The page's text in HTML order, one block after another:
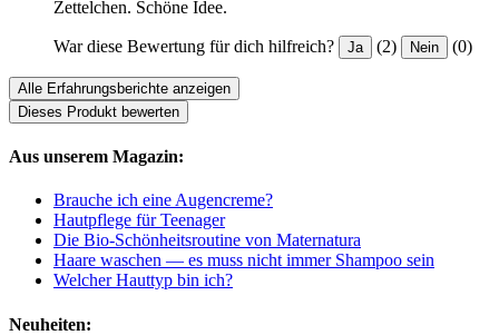
Zettelchen. Schöne Idee.
War diese Bewertung für dich hilfreich? Ja (2) Nein (0)
Alle Erfahrungsberichte anzeigen
Dieses Produkt bewerten
Aus unserem Magazin:
Brauche ich eine Augencreme?
Hautpflege für Teenager
Die Bio-Schönheitsroutine von Maternatura
Haare waschen — es muss nicht immer Shampoo sein
Welcher Hauttyp bin ich?
Neuheiten: